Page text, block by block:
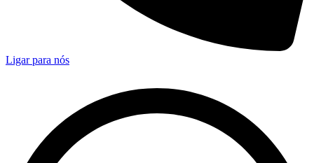
Ligar para nós